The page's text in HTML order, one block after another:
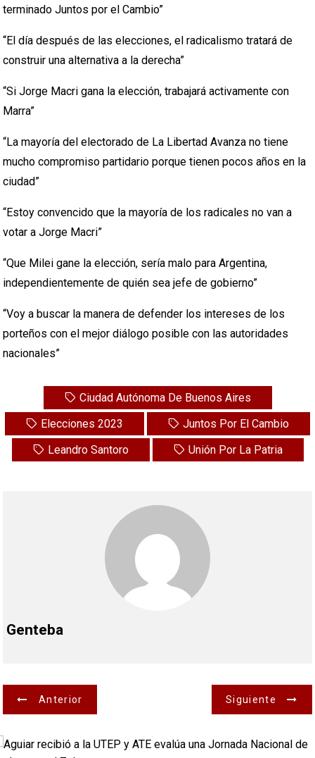
terminado Juntos por el Cambio”
“El día después de las elecciones, el radicalismo tratará de
construir una alternativa a la derecha”
“Si Jorge Macri gana la elección, trabajará activamente con
Marra”
“La mayoría del electorado de La Libertad Avanza no tiene
mucho compromiso partidario porque tienen pocos años en la
ciudad”
“Estoy convencido que la mayoría de los radicales no van a
votar a Jorge Macri”
“Que Milei gane la elección, sería malo para Argentina,
independientemente de quién sea jefe de gobierno”
“Voy a buscar la manera de defender los intereses de los
porteños con el mejor diálogo posible con las autoridades
nacionales”
Ciudad Autónoma De Buenos Aires
Elecciones 2023
Juntos Por El Cambio
Leandro Santoro
Unión Por La Patria
Genteba
N
a
Anterior Siguiente